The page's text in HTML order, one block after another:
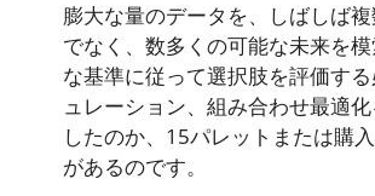
膨大な量のデータを、しばしば
でなく、数多くの可能な未来を
な基準に従って選択肢を評価す
ュレーション、組み合わせ最適
したのか、15パレットまたは購
があるのです。